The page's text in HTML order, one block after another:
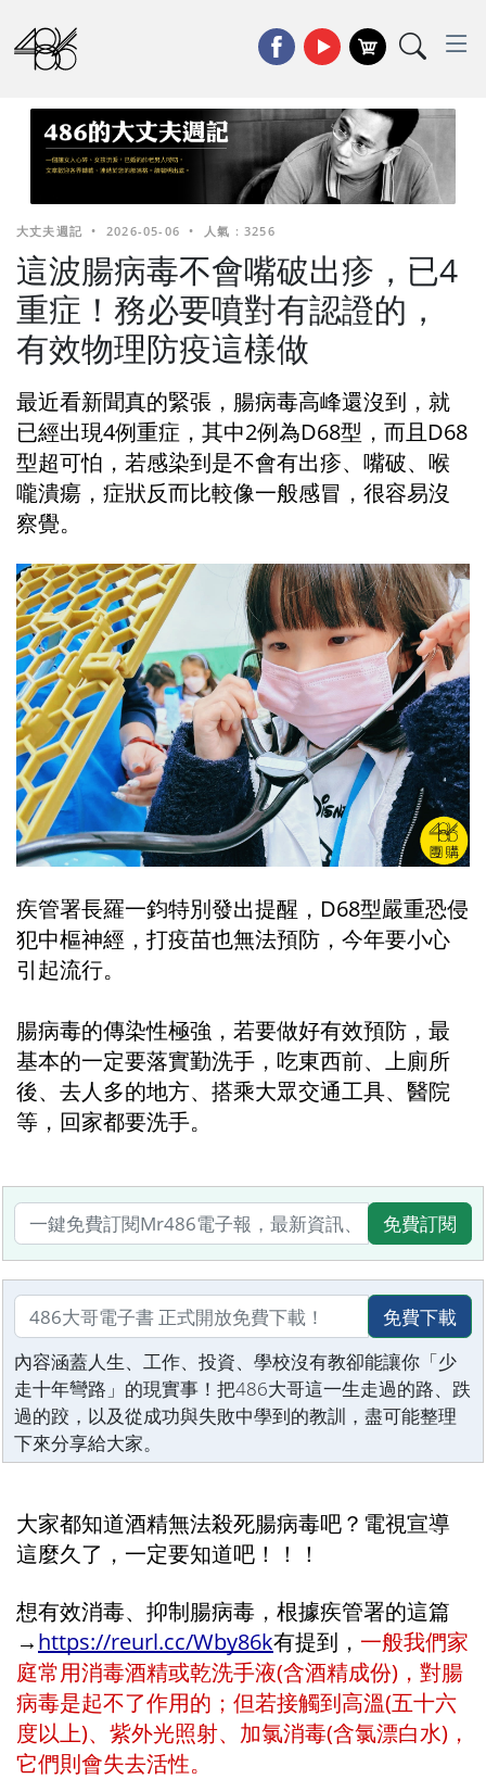
大丈夫週記 • 2026-05-06 • 人氣 : 3256
這波腸病毒不會嘴破出疹，已4
重症！務必要噴對有認證的，
有效物理防疫這樣做
最近看新聞真的緊張，腸病毒高峰還沒到，就
已經出現4例重症，其中2例為D68型，而且D68
型超可怕，若感染到是不會有出疹、嘴破、喉
嚨潰瘍，症狀反而比較像一般感冒，很容易沒
察覺。
疾管署長羅一鈞特別發出提醒，D68型嚴重恐侵
犯中樞神經，打疫苗也無法預防，今年要小心
引起流行。
腸病毒的傳染性極強，若要做好有效預防，最
基本的一定要落實勤洗手，吃東西前、上廁所
後、去人多的地方、搭乘大眾交通工具、醫院
等，回家都要洗手。
免費訂閱
免費下載
內容涵蓋人生、工作、投資、學校沒有教卻能讓你「少
走十年彎路」的現實事！把486大哥這一生走過的路、跌
過的跤，以及從成功與失敗中學到的教訓，盡可能整理
下來分享給大家。
大家都知道酒精無法殺死腸病毒吧？電視宣導
這麼久了，一定要知道吧！！！
想有效消毒、抑制腸病毒，根據疾管署的這篇
→https://reurl.cc/Wby86k有提到， 一般我們家
庭常用消毒酒精或乾洗手液(含酒精成份)，對腸
病毒是起不了作用的；但若接觸到高溫(五十六
度以上)、紫外光照射、加氯消毒(含氯漂白水)，
它們則會失去活性。